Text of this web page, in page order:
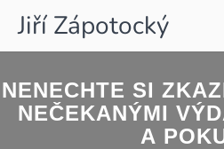
Jiří Zápotocký
NENECHTE SI
NEČEKANÝMI
A